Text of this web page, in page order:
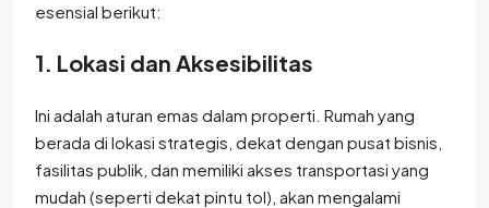
esensial berikut:
1. Lokasi dan Aksesibilitas
Ini adalah aturan emas dalam properti. Rumah yang
berada di lokasi strategis, dekat dengan pusat bisnis,
fasilitas publik, dan memiliki akses transportasi yang
mudah (seperti dekat pintu tol), akan mengalami